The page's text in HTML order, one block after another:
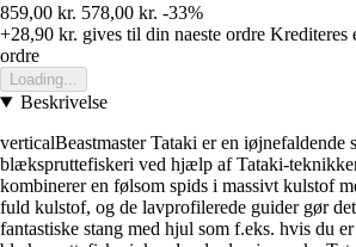
859,00 kr. 578,00 kr. -33%
+28,90 kr. gives til din naeste ordre Krediteres
ordre
Loading...
Beskrivelse
verticalBeastmaster Tataki er en iøjnefaldende
blækspruttefiskeri ved hjælp af Tataki-
kombinerer en følsom spids i massivt kulstof
fuld kulstof, og de lavprofilerede guider gør
fantastiske stang med hjul som f.eks. hvis du er